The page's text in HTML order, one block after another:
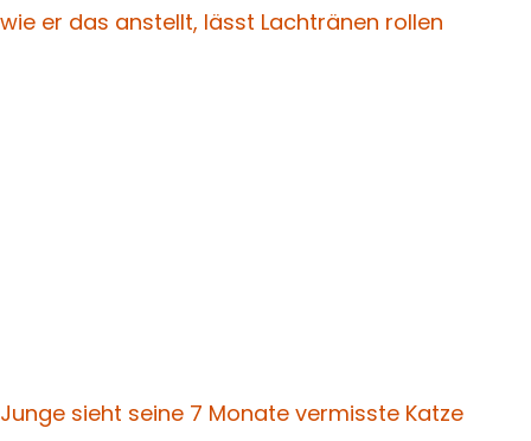
wie er das anstellt, lässt Lachtränen rollen
Junge sieht seine 7 Monate vermisste Katze